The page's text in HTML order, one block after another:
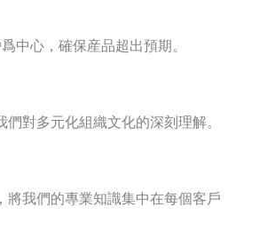
中心，確保産品超出預期。
對多元化組織文化的深刻理解。
我們的專業知識集中在每個客戶